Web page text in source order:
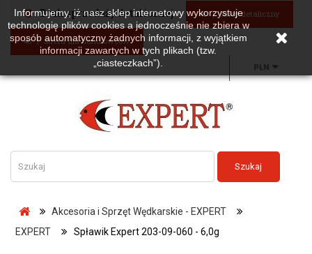
Brak sprzedaży detalicznej Sklep detaliczny
Strefa dla handlowców
PLN
Szukaj
Akcesoria i Sprzęt Wędkarskie - EXPERT
EXPERT
Spławik Expert 203-09-060 - 6,0g
Informujemy, iż nasz sklep internetowy wykorzystuje
technologię plików cookies a jednocześnie nie zbiera w
sposób automatyczny żadnych informacji, z wyjątkiem
informacji zawartych w tych plikach (tzw.
„ciasteczkach”).